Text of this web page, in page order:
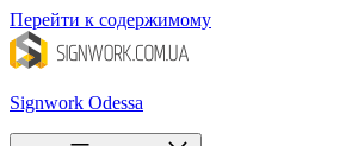
Перейти к содержимому
Signwork Odessa